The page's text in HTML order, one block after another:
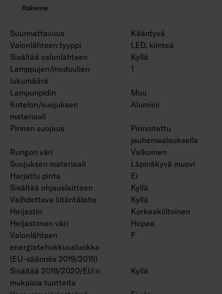
Rakenne
Suunnattavuus
Kääntyvä
Valonlähteen tyyppi
LED, kiinteä
Sisältää valonlähteen
Kyllä
Lamppujen/moduulien
lukumäärä
1
Lampunpidin
Muu
Kotelon/suojuksen
materiaali
Alumiini
Pinnan suojaus
Pinnoitettu
jauhemaalauksella
Rungon väri
Valkoinen
Suojuksen materiaali
Läpinäkyvä muovi
Harjattu pinta
Ei
Sisältää ohjauslaitteen
Kyllä
Vaihdettava liitäntälaite
Kyllä
Heijastin
Korkeakiiltoinen
Heijastimen väri
Hopea
Valonlähteen
energiatehokkuusluokka
(EU-säännös 2019/2015)
F
Sisältää 2019/2020/EU:n
mukaisia tuotteita
Kyllä